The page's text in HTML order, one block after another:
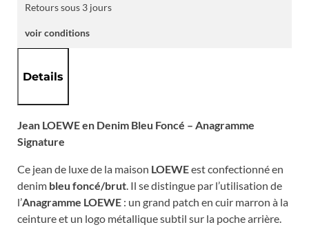
Retours sous 3 jours
voir conditions
Details
Jean LOEWE en Denim Bleu Foncé – Anagramme
Signature
Ce jean de luxe de la maison LOEWEest confectionné en
denim bleu foncé/brut. Il se distingue par l’utilisation de
l’Anagramme LOEWE : un grand patch en cuir marron à la
ceinture et un logo métallique subtil sur la poche arrière.